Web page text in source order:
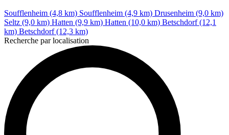
Soufflenheim (4,8 km) Soufflenheim (4,9 km) Drusenheim (9,0 km)
Seltz (9,0 km) Hatten (9,9 km) Hatten (10,0 km) Betschdorf (12,1
km) Betschdorf (12,3 km)
Recherche par localisation